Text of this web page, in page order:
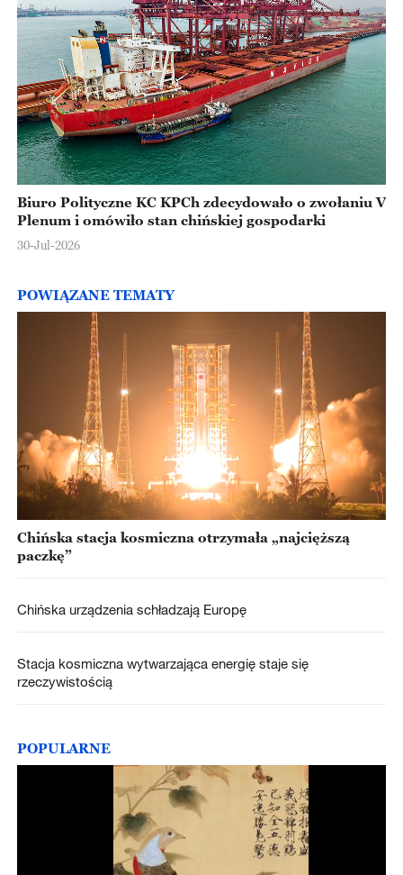
Biuro Polityczne KC KPCh zdecydowało o zwołaniu V
Plenum i omówiło stan chińskiej gospodarki
30-Jul-2026
POWIĄZANE TEMATY
Chińska stacja kosmiczna otrzymała „najcięższą
paczkę”
Chińska urządzenia schładzają Europę
Stacja kosmiczna wytwarzająca energię staje się
rzeczywistością
POPULARNE